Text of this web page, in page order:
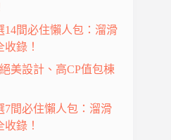
14間必住懶人包：溜滑
錄！
美設計、高CP值包棟
7間必住懶人包：溜滑
錄！